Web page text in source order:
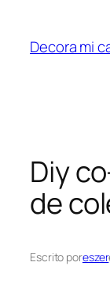
contenido
Decora mi
Diy
de
Escrito poreszer